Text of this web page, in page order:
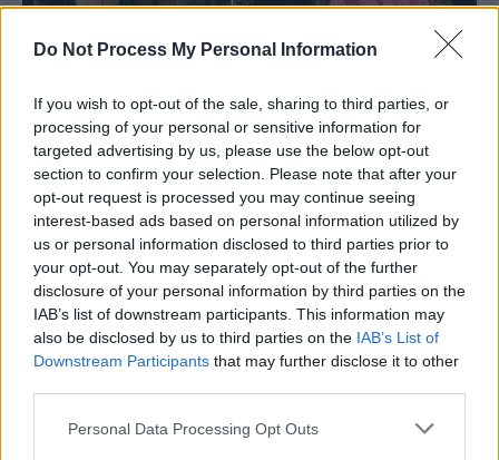
Do Not Process My Personal Information
If you wish to opt-out of the sale, sharing to third parties, or
processing of your personal or sensitive information for
targeted advertising by us, please use the below opt-out
section to confirm your selection. Please note that after your
opt-out request is processed you may continue seeing
interest-based ads based on personal information utilized by
us or personal information disclosed to third parties prior to
your opt-out. You may separately opt-out of the further
disclosure of your personal information by third parties on the
IAB’s list of downstream participants. This information may
also be disclosed by us to third parties on the IAB’s List of
Downstream Participants that may further disclose it to other
Personal Data Processing Opt Outs